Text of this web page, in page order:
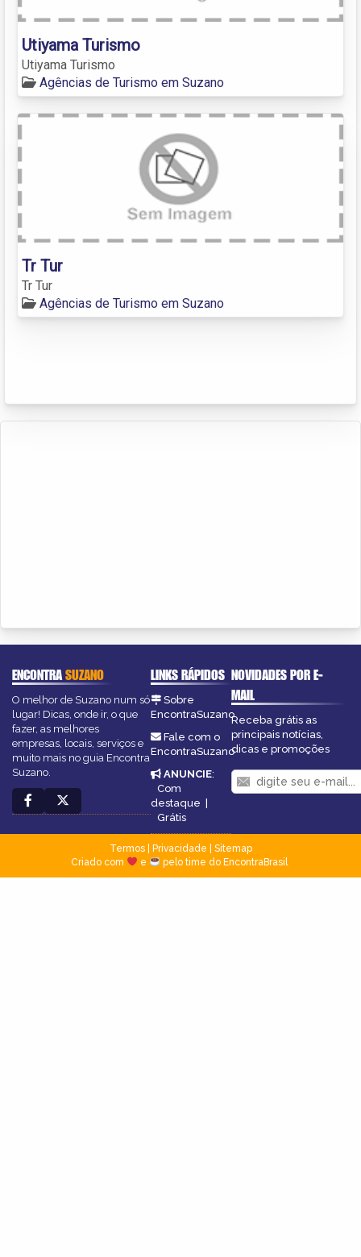
Utiyama Turismo
Utiyama Turismo
Agências de Turismo em Suzano
Tr Tur
Tr Tur
Agências de Turismo em Suzano
ENCONTRASUZANO
O melhor de Suzano num só
lugar! Dicas, onde ir, o que
fazer, as melhores
empresas, locais, serviços e
muito mais no guia Encontra
Suzano.
LINKS RÁPIDOS
Sobre
EncontraSuzano
Fale com o
EncontraSuzano
ANUNCIE:
Com
destaque |
Grátis
NOVIDADES POR E-
MAIL
Receba grátis as
principais notícias,
dicas e promoções
Termos| Privacidade
Sitemap
Criado com
e pelo time do EncontraBrasil